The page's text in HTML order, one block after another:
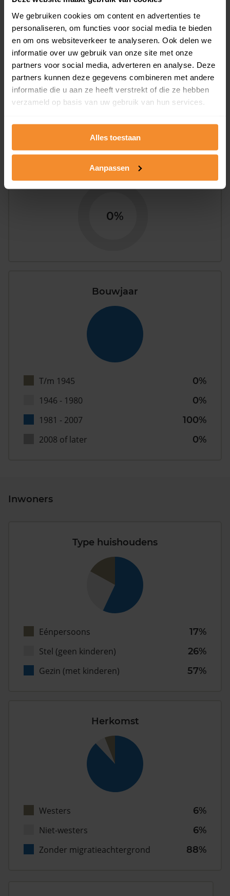
We gebruiken cookies om content en advertenties te
personaliseren, om functies voor social media te bieden
en om ons websiteverkeer te analyseren. Ook delen we
informatie over uw gebruik van onze site met onze
partners voor social media, adverteren en analyse. Deze
partners kunnen deze gegevens combineren met andere
informatie die u aan ze heeft verstrekt of die ze hebben
verzameld op basis van uw gebruik van hun services.
Alles toestaan
Aanpassen
0%
Koopwoningen
100%
Huurwoningen
Appartementen
aandeel van totale woningen
0%
Bouwjaar
T/m 1945
0%
1946 - 1980
0%
1981 - 2007
100%
2008 of later
0%
Inwoners
Type huishoudens
Eénpersoons
17%
Stel (geen kinderen)
26%
Gezin (met kinderen)
57%
Herkomst
Westers
6%
Niet-westers
6%
Zonder migratieachtergrond
88%